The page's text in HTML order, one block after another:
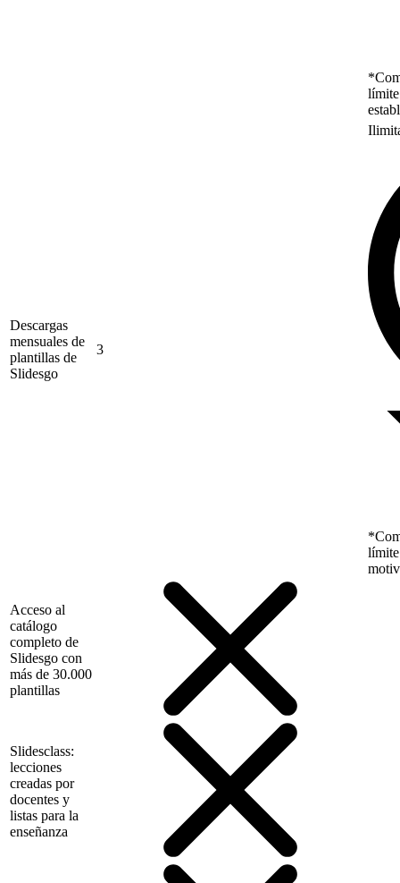
Descargas
mensuales de
plantillas de
Slidesgo
3
límite
Acceso al
catálogo
completo de
Slidesgo con
más de 30.000
plantillas
Slidesclass:
lecciones
creadas por
docentes y
listas para la
enseñanza